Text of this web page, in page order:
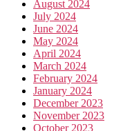
August 2024
July 2024
June 2024
May 2024
April 2024
March 2024
February 2024
January 2024
December 2023
November 2023
October 2023